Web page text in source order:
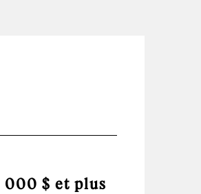
000 $ et plus